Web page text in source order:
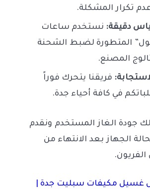
تكرار المشكلة.
دقيقة: نستخدم ساعات
المتطورة لضبط الشحنة
المصنع.
فريقنا يتحرك فوراً
في كافة أحياء جدة.
جودة الغاز المستخدم ونقدم
الجهاز بعد الانتهاء من
غسيل مكيفات سبليت جدة |